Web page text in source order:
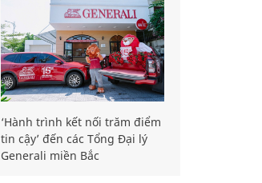
‘Hành trình kết nối trăm điểm
tin cậy’ đến các Tổng Đại lý
Generali miền Bắc